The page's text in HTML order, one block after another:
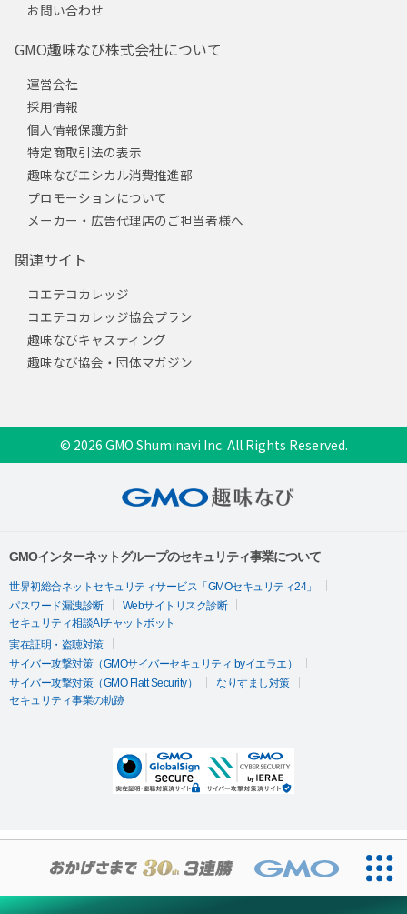
お問い合わせ
GMO趣味なび株式会社について
運営会社
採用情報
個人情報保護方針
特定商取引法の表示
趣味なびエシカル消費推進部
プロモーションについて
メーカー・広告代理店のご担当者様へ
関連サイト
コエテコカレッジ
コエテコカレッジ協会プラン
趣味なびキャスティング
趣味なび協会・団体マガジン
© 2026 GMO Shuminavi Inc. All Rights Reserved.